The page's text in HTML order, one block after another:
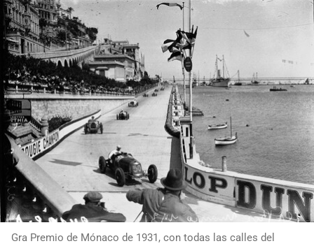
Gra Premio de Mónaco de 1931, con todas las calles del